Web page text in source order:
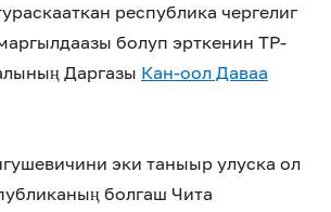
республика чергелиг
болуп эрткенин ТР-
Даргазы Кан-оол Даваа
эки таныыр улуска ол
болгаш Чита